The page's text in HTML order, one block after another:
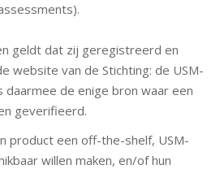
geldt dat zij geregistreerd en
website van de Stichting: de USM-
daarmee de enige bron waar een
geverifieerd.
product een off-the-shelf, USM-
willen maken, en/of hun